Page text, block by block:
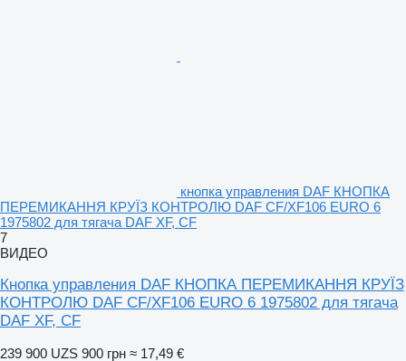
кнопка управления DAF КНОПКА
ПЕРЕМИКАННЯ КРУЇЗ КОНТРОЛЮ DAF CF/XF106 EURO 6
1975802 для тягача DAF XF, CF
7
ВИДЕО
Кнопка управления DAF КНОПКА ПЕРЕМИКАННЯ КРУЇЗ
КОНТРОЛЮ DAF CF/XF106 EURO 6 1975802 для тягача
DAF XF, CF
239 900 UZS 900 грн ≈ 17,49 €